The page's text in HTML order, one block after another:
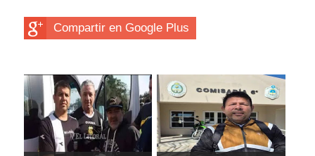
Compartir en Google Plus